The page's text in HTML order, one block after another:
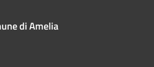
di Amelia